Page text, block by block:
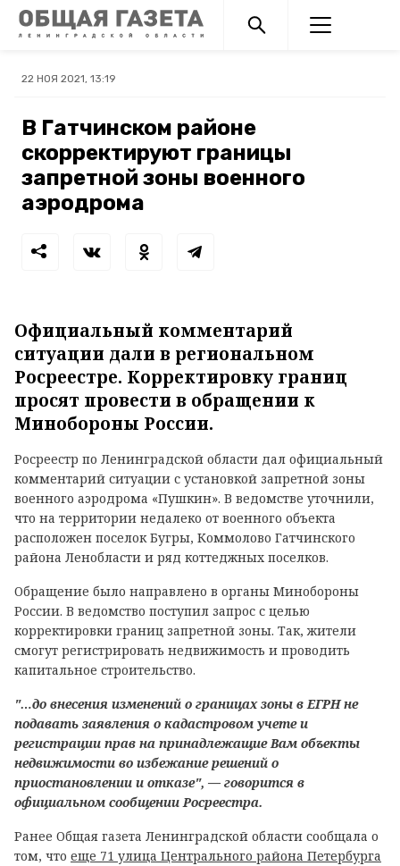
22 НОЯ 2021, 13:19
В Гатчинском районе
скорректируют границы
запретной зоны военного
аэродрома
Официальный комментарий
ситуации дали в региональном
Росреестре. Корректировку границ
просят провести в обращении к
Минобороны России.
Росреестр по Ленинградской области дал официальный
комментарий ситуации с установкой запретной зоны
военного аэродрома «Пушкин». В ведомстве уточнили,
что на территории недалеко от военного объекта
расположен поселок Бугры, Коммолово Гатчинского
района Ленобласти и ряд коттеджных поселков.
Обращение было направлено в органы Минобороны
России. В ведомство поступил запрос с целью
корректировки границ запретной зоны. Так, жители
смогут регистрировать недвижимость и проводить
капитальное строительство.
"…до внесения изменений о границах зоны в ЕГРН не
подавать заявления о кадастровом учете и
регистрации прав на принадлежащие Вам объекты
недвижимости во избежание решений о
приостановлении и отказе", — говорится в
официальном сообщении Росреестра.
Ранее Общая газета Ленинградской области сообщала о
том, что еще 71 улица Центрального района Петербурга